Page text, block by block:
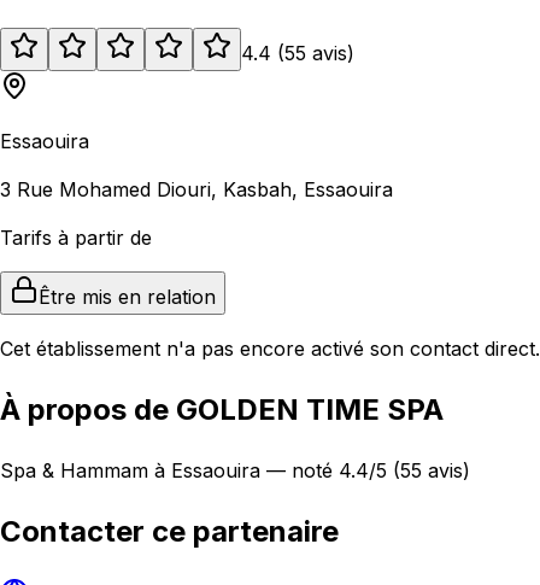
4.4 (55 avis)
Essaouira
3 Rue Mohamed Diouri, Kasbah, Essaouira
Tarifs à partir de
Être mis en relation
Cet établissement n'a pas encore activé son contact direct.
À propos de GOLDEN TIME SPA
Spa & Hammam à Essaouira — noté 4.4/5 (55 avis)
Contacter ce partenaire